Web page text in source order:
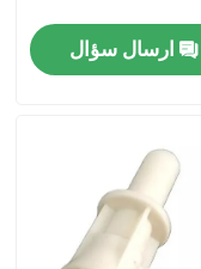
ارسال سؤال